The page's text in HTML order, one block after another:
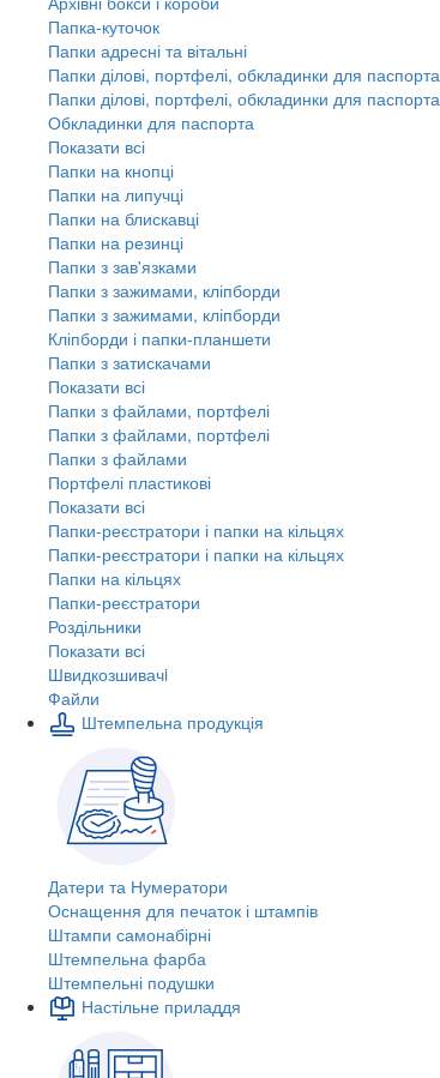
Папка-куточок
Папки адресні та вітальні
Папки ділові, портфелі, обкладинки для паспорта
Папки ділові, портфелі, обкладинки для паспорта
Обкладинки для паспорта
Показати всі
Папки на кнопці
Папки на липучці
Папки на блискавці
Папки на резинці
Папки з зав'язками
Папки з зажимами, кліпборди
Папки з зажимами, кліпборди
Кліпборди і папки-планшети
Папки з затискачами
Показати всі
Папки з файлами, портфелі
Папки з файлами, портфелі
Папки з файлами
Портфелі пластикові
Показати всі
Папки-реєстратори і папки на кільцях
Папки-реєстратори і папки на кільцях
Папки на кільцях
Папки-реєстратори
Роздільники
Показати всі
Швидкозшивачi
Файли
Штемпельна продукція
Датери та Нумератори
Оснащення для печаток і штампів
Штампи самонабірні
Штемпельна фарба
Штемпельні подушки
Настільне приладдя